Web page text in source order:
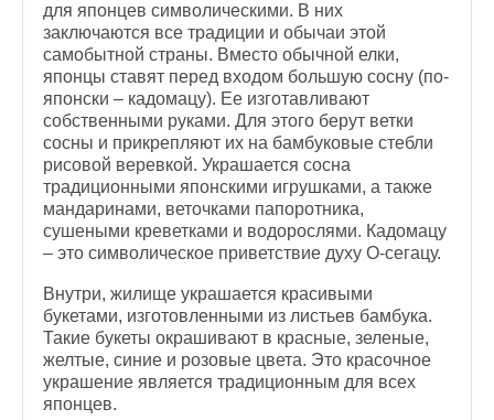
для японцев символическими. В них
заключаются все традиции и обычаи этой
самобытной страны. Вместо обычной елки,
японцы ставят перед входом большую сосну (по-
японски – кадомацу). Ее изготавливают
собственными руками. Для этого берут ветки
сосны и прикрепляют их на бамбуковые стебли
рисовой веревкой. Украшается сосна
традиционными японскими игрушками, а также
мандаринами, веточками папоротника,
сушеными креветками и водорослями. Кадомацу
– это символическое приветствие духу О-сегацу.
Внутри, жилище украшается красивыми
букетами, изготовленными из листьев бамбука.
Такие букеты окрашивают в красные, зеленые,
желтые, синие и розовые цвета. Это красочное
украшение является традиционным для всех
японцев.